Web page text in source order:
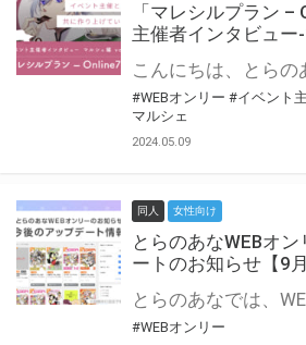
「マレシルプラン –
主催者インタビュー
#WEBオンリー #イベント
マルシェ
2024.05.09
同人 女性向け
とらのあなWEBオ
ートのお知らせ【9月
#WEBオンリー